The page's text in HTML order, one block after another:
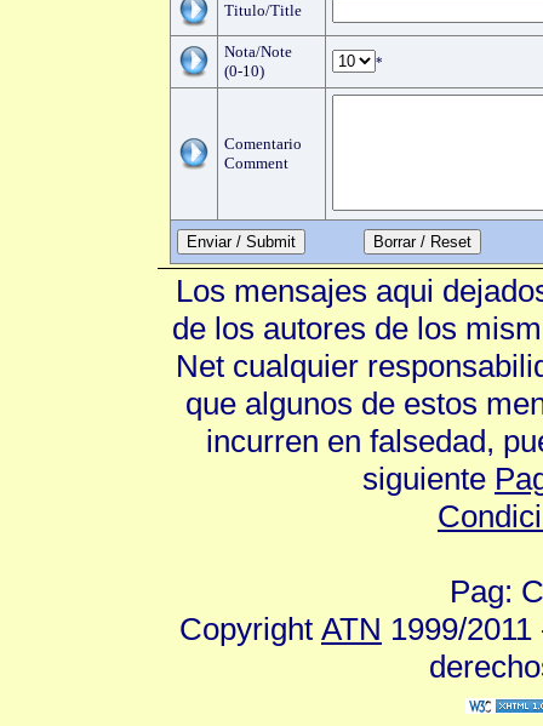
Titulo/Title
Nota/Note
(0-10)
*
Comentario
Comment
Enviar / Submit
Los mensajes aqui
de los autores de los
Net cualquier
que algunos de estos
incurren en falsedad,
siguiente
Pag:
Copyright ATN 1999/